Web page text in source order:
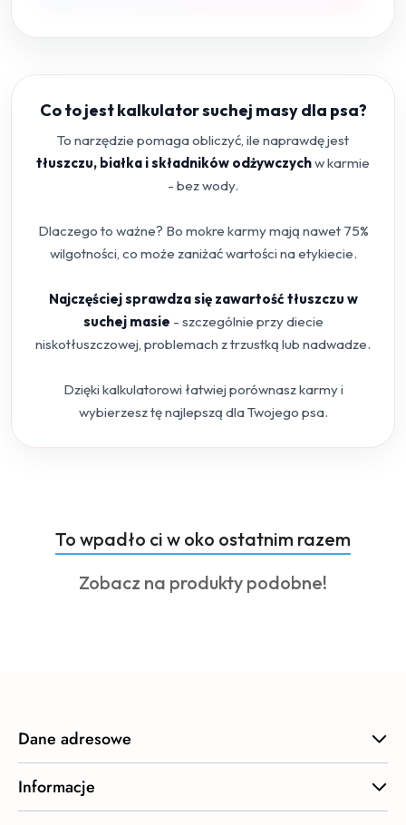
Co to jest kalkulator suchej masy dla psa?
To narzędzie pomaga obliczyć, ile naprawdę jest
tłuszczu, białka i składników odżywczychw karmie
- bez wody.
Dlaczego to ważne? Bo mokre karmy mają nawet 75%
wilgotności, co może zaniżać wartości na etykiecie.
Najczęściej sprawdza się zawartość tłuszczu w
suchej masie - szczególnie przy diecie
niskotłuszczowej, problemach z trzustką lub nadwadze.
Dzięki kalkulatorowi łatwiej porównasz karmy i
wybierzesz tę najlepszą dla Twojego psa.
Pomiń karuzelę produktów
Produkty
o
statusie:
To wpadło ci w oko ostatnim razem
Produkty
Zobacz na produkty podobne!
Dane adresowe
Informacje